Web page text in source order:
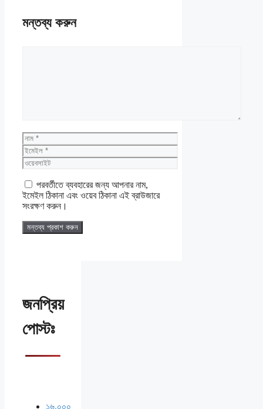
মন্তব্য করুন
নাম
ইমেইল
ওয়েবসাইট
পরবর্তীতে ব্যবহারের জন্য আপনার নাম,
ইমেইল ঠিকানা এবং ওয়েব ঠিকানা এই ব্রাউজারে
সংরক্ষণ করুন।
জনপ্রিয়
পোস্টঃ
১৬,০০০